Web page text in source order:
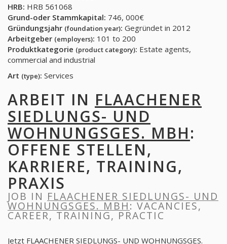
HRB: HRB 561068
Grund-oder Stammkapital: 746, 000€
Gründungsjahr (foundation year): Gegründet in 2012
Arbeitgeber (employers): 101 to 200
Produktkategorie (product category): Estate agents,
commercial and industrial
Art (type): Services
ARBEIT IN FLAACHENER
SIEDLUNGS- UND
WOHNUNGSGES. MBH:
OFFENE STELLEN,
KARRIERE, TRAINING,
PRAXIS
JOB IN FLAACHENER SIEDLUNGS- UND
WOHNUNGSGES. MBH: VACANCIES,
CAREER, TRAINING, PRACTIC
Jetzt FLAACHENER SIEDLUNGS- UND WOHNUNGSGES.